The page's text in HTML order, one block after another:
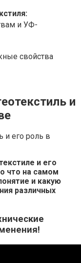
и УФ-
свойства
и
и его
что на самом
и какую
различных